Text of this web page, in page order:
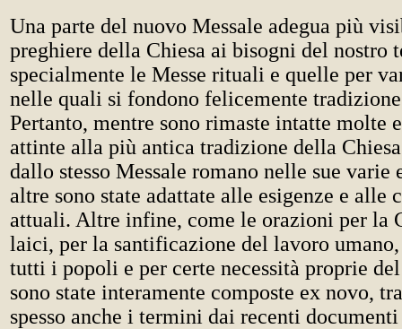
Una parte del nuovo Messale adegua più
preghiere della Chiesa ai bisogni del nostro
specialmente le Messe rituali e quelle per
nelle quali si fondono felicemente
Pertanto, mentre sono rimaste intatte molte
attinte alla più antica tradizione della
dallo stesso Messale romano nelle sue
altre sono state adattate alle esigenze e alle
attuali. Altre infine, come le orazioni per la
laici, per la santificazione del lavoro
tutti i popoli e per certe necessità proprie
sono state interamente composte ex novo,
spesso anche i termini dai recenti